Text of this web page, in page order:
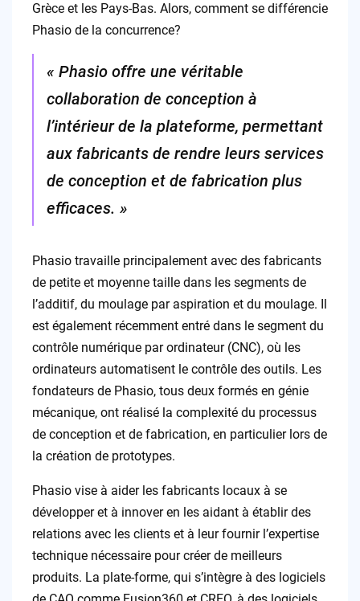
Grèce et les Pays-Bas. Alors, comment se différencie
Phasio de la concurrence?
« Phasio offre une véritable
collaboration de conception à
l’intérieur de la plateforme, permettant
aux fabricants de rendre leurs services
de conception et de fabrication plus
efficaces. »
Phasio travaille principalement avec des fabricants
de petite et moyenne taille dans les segments de
l’additif, du moulage par aspiration et du moulage. Il
est également récemment entré dans le segment du
contrôle numérique par ordinateur (CNC), où les
ordinateurs automatisent le contrôle des outils. Les
fondateurs de Phasio, tous deux formés en génie
mécanique, ont réalisé la complexité du processus
de conception et de fabrication, en particulier lors de
la création de prototypes.
Phasio vise à aider les fabricants locaux à se
développer et à innover en les aidant à établir des
relations avec les clients et à leur fournir l’expertise
technique nécessaire pour créer de meilleurs
produits. La plate-forme, qui s’intègre à des logiciels